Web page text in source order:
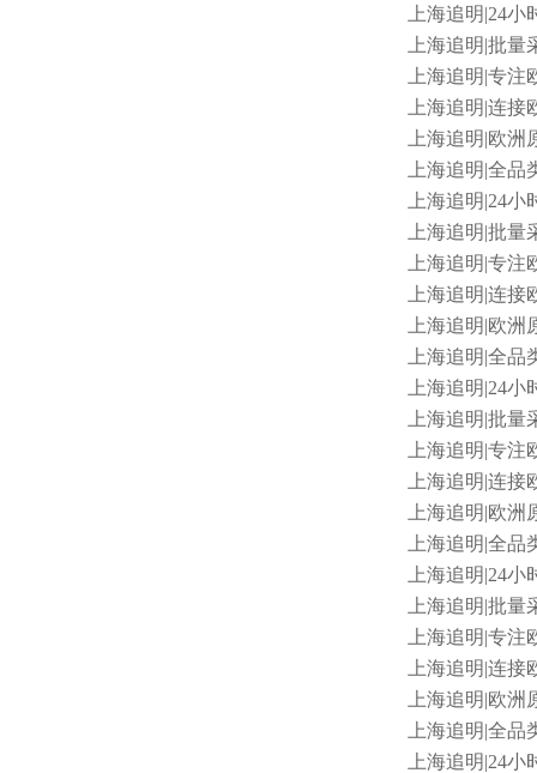
上海追明|24小
上海追明|批量
上海追明|专注
上海追明|连接
上海追明|欧洲
上海追明|全品
上海追明|24小
上海追明|批量
上海追明|专注
上海追明|连接
上海追明|欧洲
上海追明|全品
上海追明|24小
上海追明|批量
上海追明|专注
上海追明|连接
上海追明|欧洲
上海追明|全品
上海追明|24小
上海追明|批量
上海追明|专注
上海追明|连接
上海追明|欧洲
上海追明|全品
上海追明|24小